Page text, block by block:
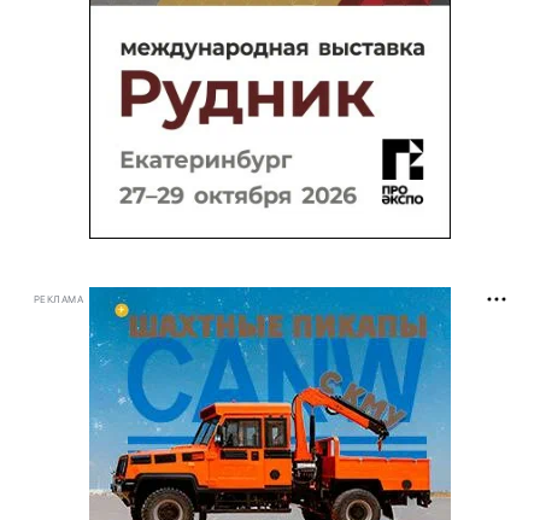
РЕКЛАМА